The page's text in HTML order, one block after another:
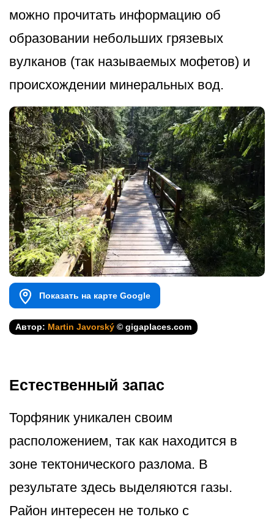
можно прочитать информацию об
образовании небольших грязевых
вулканов (так называемых мофетов) и
происхождении минеральных вод.
Показать на карте Google
Автор: Martin Javorský © gigaplaces.com
Естественный запас
Торфяник уникален своим
расположением, так как находится в
зоне тектонического разлома. В
результате здесь выделяются газы.
Район интересен не только с